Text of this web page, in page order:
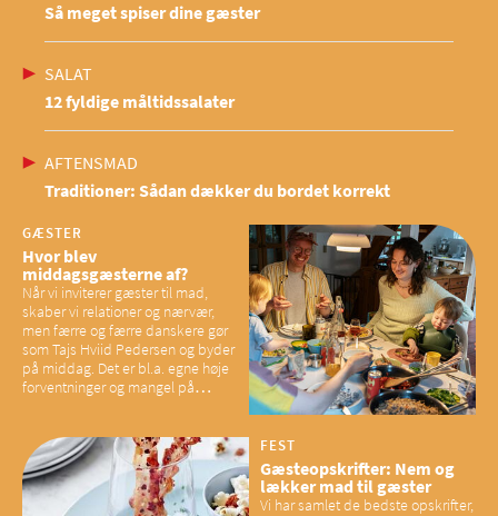
Så meget spiser dine gæster
SALAT
12 fyldige måltidssalater
AFTENSMAD
Traditioner: Sådan dækker du bordet korrekt
GÆSTER
Hvor blev
middagsgæsterne af?
Når vi inviterer gæster til mad,
skaber vi relationer og nærvær,
men færre og færre danskere gør
som Tajs Hviid Pedersen og byder
på middag. Det er bl.a. egne høje
forventninger og mangel på
have konsekvenser for vores
sociale fællesskaber
FEST
Gæsteopskrifter: Nem og
lækker mad til gæster
Vi har samlet de bedste opskrifter,